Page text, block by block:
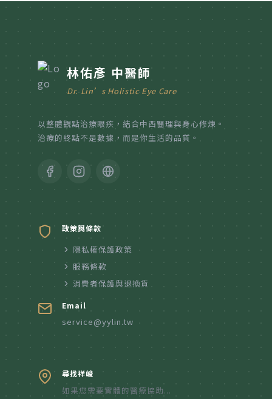
林佑彥 中醫師
Dr. Lin’s Holistic Eye Care
以整體觀點治療眼疾，結合中西醫理與身心修煉。
治療的終點不是數據，而是你生活的品質。
政策與條款
隱私權保護政策
服務條款
消費者保護與退換貨
Email
service@yylin.tw
尋找祥峻
如果您需要實體的醫療協助...